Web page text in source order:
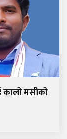
कालो मसीको